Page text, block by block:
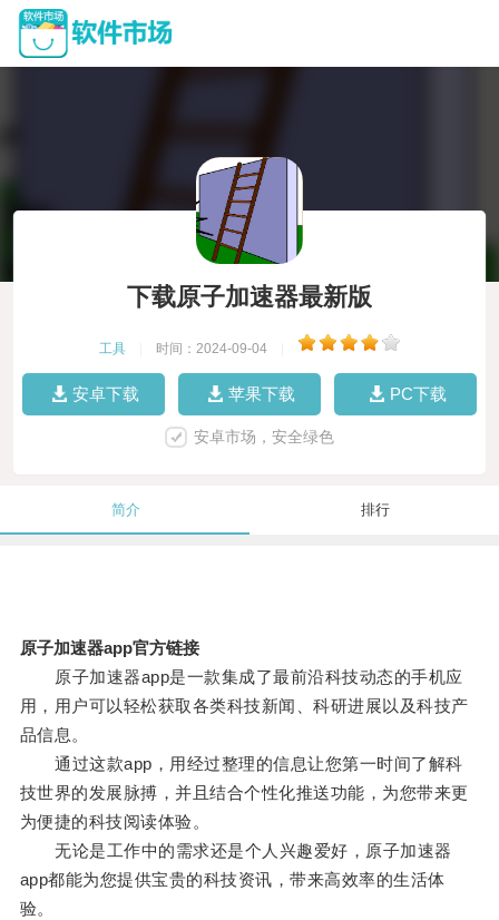
下载原子加速器最新版
工具 时间：2024-09-04
安卓下载 苹果下载 PC下载
安卓市场，安全绿色
简介 排行
原子加速器app官方链接
原子加速器app是一款集成了最前沿科技动态的手机应
用，用户可以轻松获取各类科技新闻、科研进展以及科技产
品信息。
通过这款app，用经过整理的信息让您第一时间了解科
技世界的发展脉搏，并且结合个性化推送功能，为您带来更
为便捷的科技阅读体验。
无论是工作中的需求还是个人兴趣爱好，原子加速器
app都能为您提供宝贵的科技资讯，带来高效率的生活体
验。